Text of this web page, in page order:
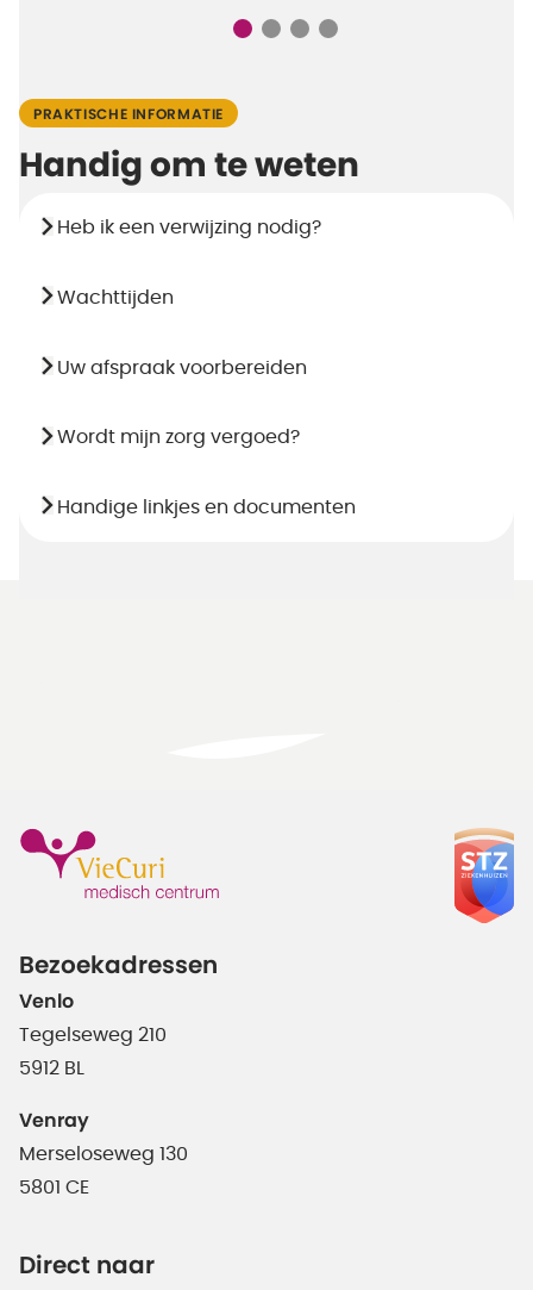
PRAKTISCHE INFORMATIE
Handig om te weten
Heb ik een verwijzing nodig?
Wachttijden
Uw afspraak voorbereiden
Wordt mijn zorg vergoed?
Handige linkjes en documenten
Bezoekadressen
Venlo
Tegelseweg 210
5912 BL
Venray
Merseloseweg 130
5801 CE
Direct naar